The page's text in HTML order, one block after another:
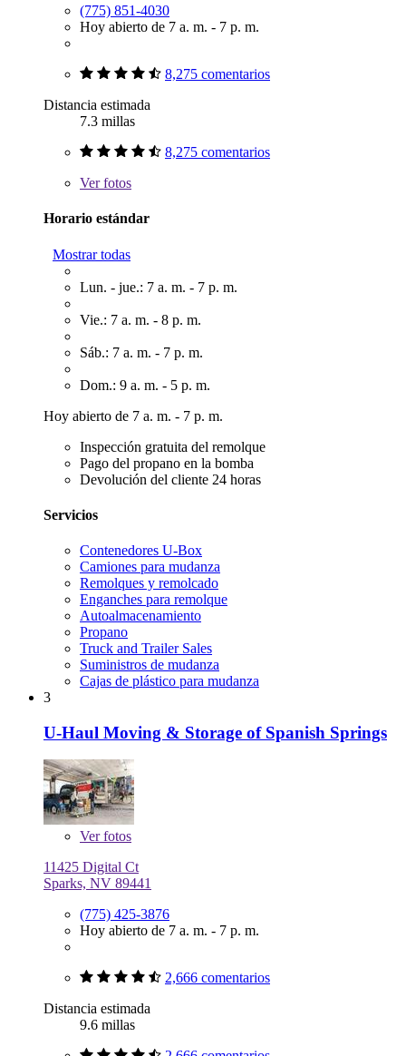
(775) 851-4030
Hoy abierto de 7 a. m. - 7 p. m.
8,275 comentarios
Distancia estimada
7.3 millas
8,275 comentarios
Verfotos
Horario estándar
Mostrar todas
Lun. - jue.: 7 a. m. - 7 p. m.
Vie.: 7 a. m. - 8 p. m.
Sáb.: 7 a. m. - 7 p. m.
Dom.: 9 a. m. - 5 p. m.
Hoy abierto de 7 a. m. - 7 p. m.
Inspección gratuita del remolque
Pago del propano en la bomba
Devolución del cliente 24 horas
Servicios
Contenedores U-Box
Camiones para mudanza
Remolques y remolcado
Enganches para remolque
Autoalmacenamiento
Propano
Truck and Trailer Sales
Suministros de mudanza
Cajas de plástico para mudanza
3
U-Haul Moving & Storage of Spanish Springs
Verfotos
11425 Digital Ct
Sparks, NV 89441
(775) 425-3876
Hoy abierto de 7 a. m. - 7 p. m.
2,666 comentarios
Distancia estimada
9.6 millas